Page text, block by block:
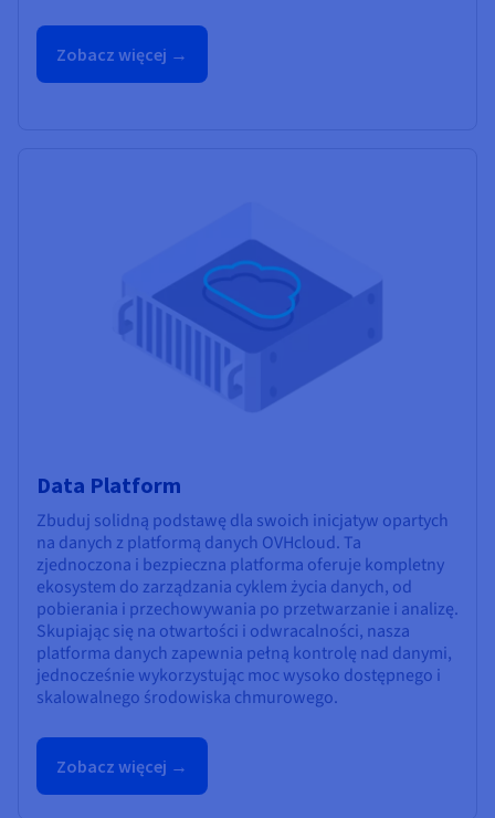
Zobacz więcej →
Data Platform
Zbuduj solidną podstawę dla swoich inicjatyw opartych
na danych z platformą danych OVHcloud. Ta
zjednoczona i bezpieczna platforma oferuje kompletny
ekosystem do zarządzania cyklem życia danych, od
pobierania i przechowywania po przetwarzanie i analizę.
Skupiając się na otwartości i odwracalności, nasza
platforma danych zapewnia pełną kontrolę nad danymi,
jednocześnie wykorzystując moc wysoko dostępnego i
skalowalnego środowiska chmurowego.
Zobacz więcej →